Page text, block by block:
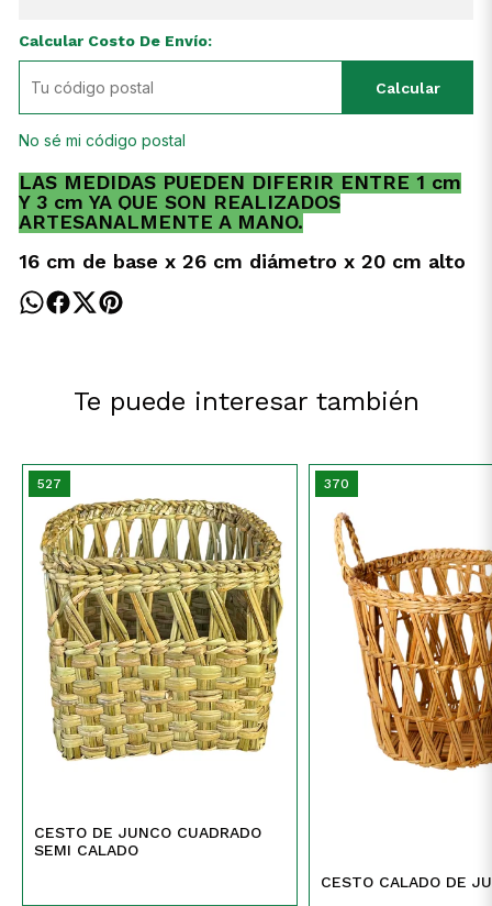
Calcular Costo De Envío:
Calcular
No sé mi código postal
LAS MEDIDAS PUEDEN DIFERIR ENTRE 1 cm
Y 3 cm YA QUE SON REALIZADOS
ARTESANALMENTE A MANO.
16 cm de base x 26 cm diámetro x 20 cm alto
Te puede interesar también
527
CESTO DE JUNCO CUADRADO
SEMI CALADO
370
CESTO CALADO DE